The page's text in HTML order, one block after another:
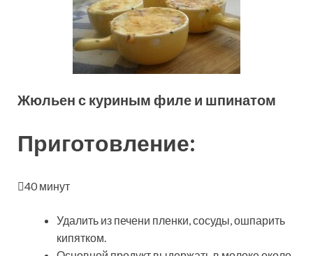
Жюльен с куриным филе и шпинатом
Приготовление:
40 минут
Удалить из печени пленки, сосуды, ошпарить
кипятком.